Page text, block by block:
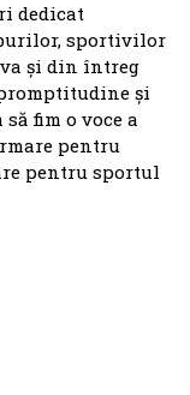
dedicat
sportivilor
și din întreg
și
fim o voce a
pentru
pentru sportul